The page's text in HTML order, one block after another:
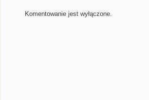
Komentowanie jest wyłączone.